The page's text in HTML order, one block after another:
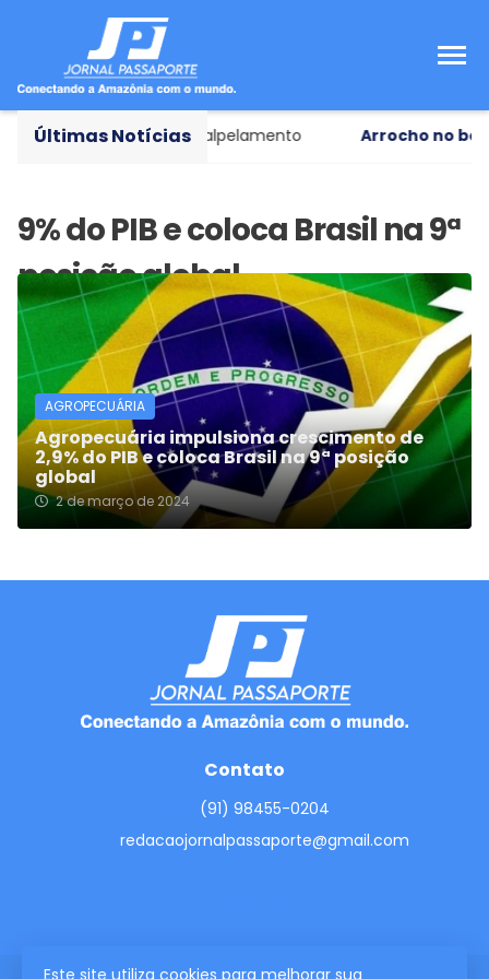
Últimas Notícias
às vítimas de escalpelamento Arrocho no bolso
AGROPECUÁRIA
Agropecuária impulsiona crescimento de
2,9% do PIB e coloca Brasil na 9ª posição
global
2 de março de 2024
Este site utiliza cookies para melhorar sua
Contato
(91) 98455-0204
redacaojornalpassaporte@gmail.com